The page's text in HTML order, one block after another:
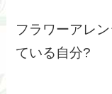
フラワーアレ
ている自分?